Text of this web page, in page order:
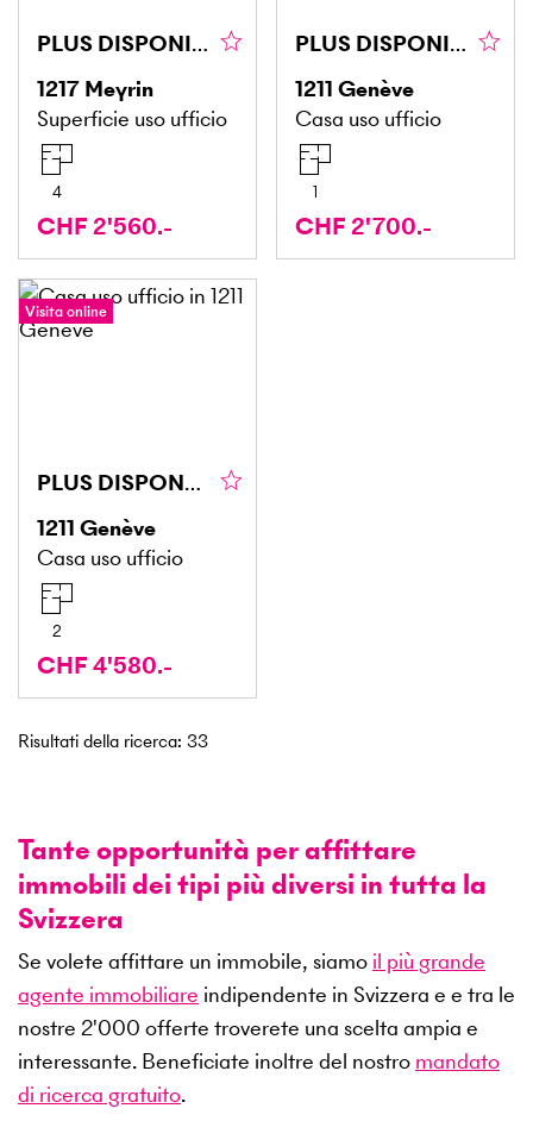
PLUS DISPONIBLE
1217 Meyrin
Superficie uso ufficio
4
CHF 2'560.-
PLUS DISPONIBLE
1211 Genève
Casa uso ufficio
1
CHF 2'700.-
Visita online
PLUS DISPONBILE
1211 Genève
Casa uso ufficio
2
CHF 4'580.-
Risultati della ricerca: 33
Tante opportunità per affittare
immobili dei tipi più diversi in tutta la
Svizzera
Se volete affittare un immobile, siamo il più grande
agente immobiliare indipendente in Svizzera e e tra le
nostre 2'000 offerte troverete una scelta ampia e
interessante. Beneficiate inoltre del nostro mandato
di ricerca gratuito.